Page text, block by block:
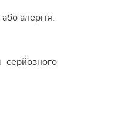
алергія.